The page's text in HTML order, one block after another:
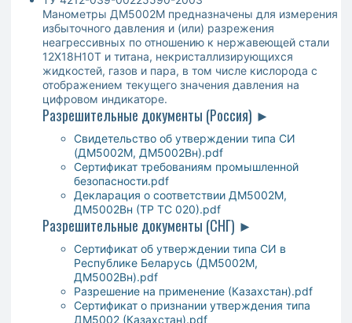
Манометры ДМ5002М предназначены для измерения
избыточного давления и (или) разрежения
неагрессивных по отношению к нержавеющей стали
12X18H10T и титана, некристаллизирующихся
жидкостей, газов и пара, в том числе кислорода с
отображением текущего значения давления на
цифровом индикаторе.
Разрешительные документы (Россия) ►
Свидетельство об утверждении типа СИ
(ДМ5002М, ДМ5002Вн).pdf
Сертификат требованиям промышленной
безопасности.pdf
Декларация о соответствии ДМ5002М,
ДМ5002Вн (ТР ТС 020).pdf
Разрешительные документы (СНГ) ►
Сертификат об утверждении типа СИ в
Республике Беларусь (ДМ5002М,
ДМ5002Вн).pdf
Разрешение на применение (Казахстан).pdf
Сертификат о признании утверждения типа
ДМ5002 (Казахстан).pdf